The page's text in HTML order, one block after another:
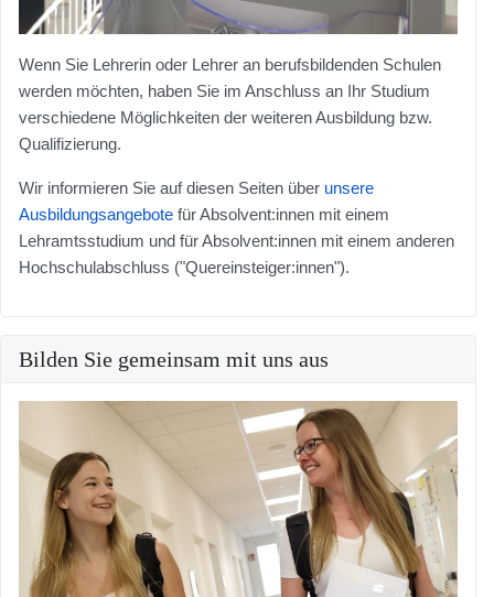
Wenn Sie Lehrerin oder Lehrer an berufsbildenden Schulen
werden möchten, haben Sie im Anschluss an Ihr Studium
verschiedene Möglichkeiten der weiteren Ausbildung bzw.
Qualifizierung.
Wir informieren Sie auf diesen Seiten über unsere
Ausbildungsangebote für Absolvent:innen mit einem
Lehramtsstudium und für Absolvent:innen mit einem anderen
Hochschulabschluss ("Quereinsteiger:innen").
Bilden Sie gemeinsam mit uns aus